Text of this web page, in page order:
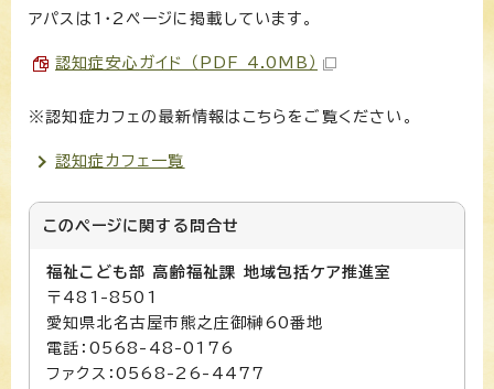
アパスは1・2ページに掲載しています。
認知症安心ガイド （PDF 4.0MB）
※認知症カフェの最新情報はこちらをご覧ください。
認知症カフェ一覧
このページに関する 問合せ
福祉こども部 高齢福祉課 地域包括ケア推進室
〒481-8501
愛知県北名古屋市熊之庄御榊60番地
電話：0568-48-0176
ファクス：0568-26-4477